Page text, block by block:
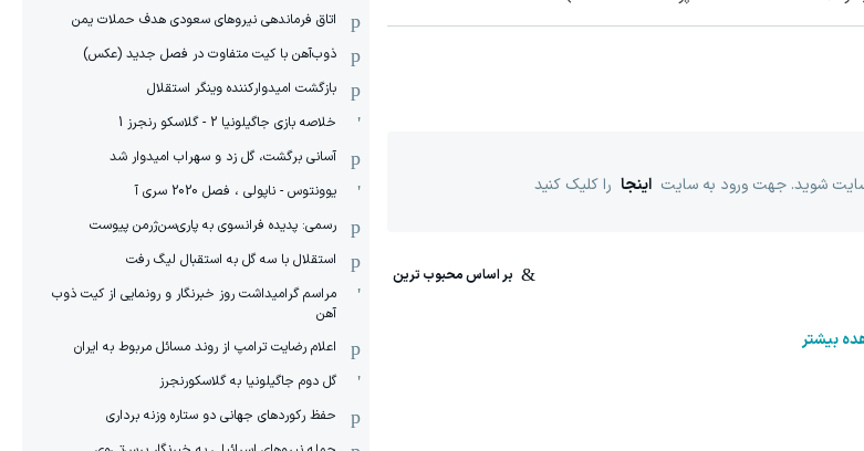
سایت شوید. جهت ورود به سایت اینجا را کلیک کنید
بیشتر
اتاق فرماندهی نیروهای سعودی هدف حملات یمن
ذوب‌آهن با کیت متفاوت در فصل جدید (عکس)
بازگشت امیدوارکننده وینگر استقلال
خلاصه بازی جاگیلونیا 2 - گلاسکو رنجرز 1
آسانی برگشت، گل زد و سهراب امیدوار شد
یوونتوس - ناپولی ، فصل 2020 سری آ
رسمی: پدیده فرانسوی به پاری‌سن‌ژرمن پیوست
استقلال با سه گل به استقبال لیگ رفت
مراسم گرامیداشت روز خبرنگار و رونمایی از کیت ذوب
آهن
اعلام رضایت ترامپ از روند مسائل مربوط به ایران
گل دوم جاگیلونیا به گلاسکورنجرز
حفظ رکوردهای جهانی دو ستاره وزنه برداری